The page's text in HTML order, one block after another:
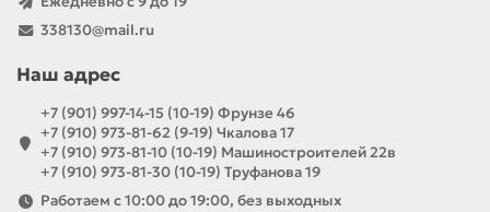
338130@mail.ru
Наш адрес
+7 (901) 997-14-15 (10-19) Фрунзе 46
+7 (910) 973-81-62 (9-19) Чкалова 17
+7 (910) 973-81-10 (10-19) Машиностроителей 22в
+7 (910) 973-81-30 (10-19) Труфанова 19
Работаем с 10:00 до 19:00, без выходных